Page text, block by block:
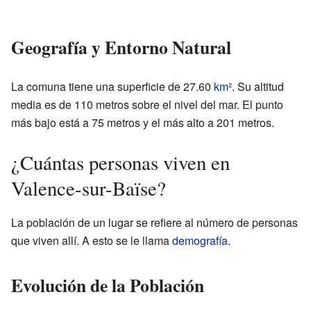
Geografía y Entorno Natural
La comuna tiene una superficie de 27.60 km². Su altitud
media es de 110 metros sobre el nivel del mar. El punto
más bajo está a 75 metros y el más alto a 201 metros.
¿Cuántas personas viven en
Valence-sur-Baïse?
La población de un lugar se refiere al número de personas
que viven allí. A esto se le llamademografía.
Evolución de la Población